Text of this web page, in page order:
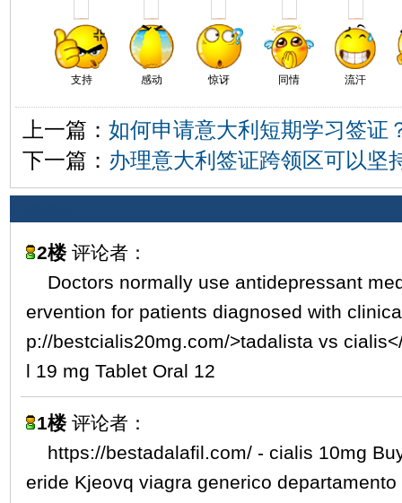
支持 感动 惊讶 同情 流汗
上一篇： 如何申请意大利短期学习签证
下一篇： 办理意大利签证跨领区可以坚
2楼评论者：
Doctors normally use antidepressant
ervention for patients diagnosed with
p://bestcialis20mg.com/>tadalista vs
l 19 mg Tablet Oral 12
1楼评论者：
https://bestadalafil.com/ - cialis 10mg
eride Kjeovq viagra generico